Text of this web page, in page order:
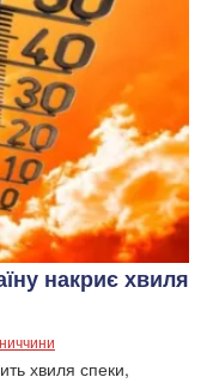
накриє хвиля
хвиля спеки,